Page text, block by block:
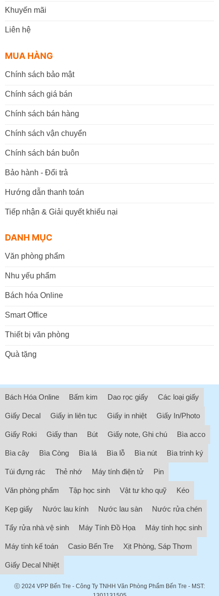
Khuyến mãi
Liên hệ
MUA HÀNG
Chính sách bảo mật
Chính sách giá bán
Chính sách bán hàng
Chính sách vận chuyển
Chính sách bán buôn
Bảo hành - Đổi trả
Hướng dẫn thanh toán
Tiếp nhận & Giải quyết khiếu nại
DANH MỤC
Văn phòng phẩm
Nhu yếu phẩm
Bách hóa Online
Smart Office
Thiết bị văn phòng
Quà tặng
Bách Hóa Online Bấm kim Dao rọc giấy Các loại giấy
Giấy Decal Giấy in liên tục Giấy in nhiệt Giấy In/Photo
Giấy Roki Giấy than Bút Giấy note, Ghi chú Bìa acco
Bìa cây Bìa Còng Bìa lá Bìa lỗ Bìa nút Bìa trình ký
Túi đựng rác Thẻ nhớ Máy tính điện tử Pin
Văn phòng phẩm Tập học sinh Vật tư kho quỹ Kéo
Kẹp giấy Nước lau kính Nước lau sàn Nước rửa chén
Tẩy rửa nhà vệ sinh Máy Tính Đồ Họa Máy tính học sinh
Máy tính kế toán Casio Bến Tre Xịt Phòng, Sáp Thơm
Giấy Decal Nhiệt
ⓒ 2024 VPP Bến Tre - Công Ty TNHH Văn Phòng Phẩm Bến Tre - MST: